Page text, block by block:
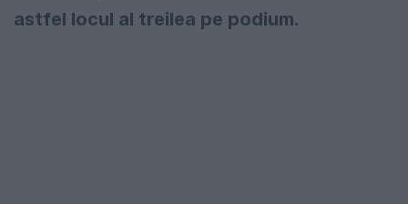
astfel locul al treilea pe podium.